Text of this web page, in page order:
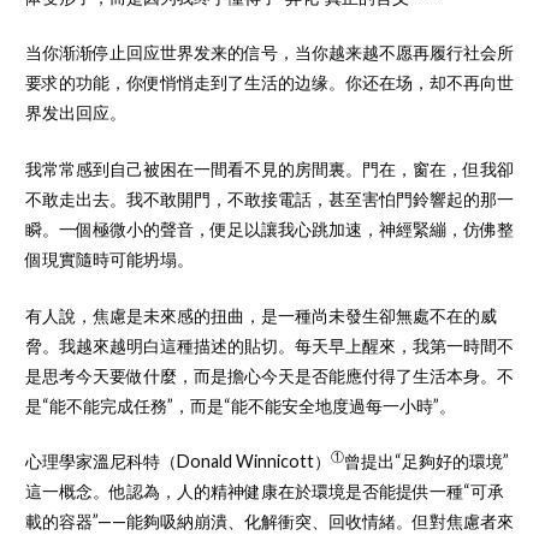
当你渐渐停止回应世界发来的信号，当你越来越不愿再履行社会所
要求的功能，你便悄悄走到了生活的边缘。你还在场，却不再向世
界发出回应。
我常常感到自己被困在一間看不見的房間裏。門在，窗在，但我卻
不敢走出去。我不敢開門，不敢接電話，甚至害怕門鈴響起的那一
瞬。一個極微小的聲音，便足以讓我心跳加速，神經緊繃，仿佛整
個現實隨時可能坍塌。
有人說，焦慮是未來感的扭曲，是一種尚未發生卻無處不在的威
脅。我越來越明白這種描述的貼切。每天早上醒來，我第一時間不
是思考今天要做什麼，而是擔心今天是否能應付得了生活本身。不
是“能不能完成任務”，而是“能不能安全地度過每一小時”。
心理學家溫尼科特（Donald Winnicott） ①曾提出“足夠好的環境”
這一概念。他認為，人的精神健康在於環境是否能提供一種“可承
載的容器”——能夠吸納崩潰、化解衝突、回收情緒。但對焦慮者來